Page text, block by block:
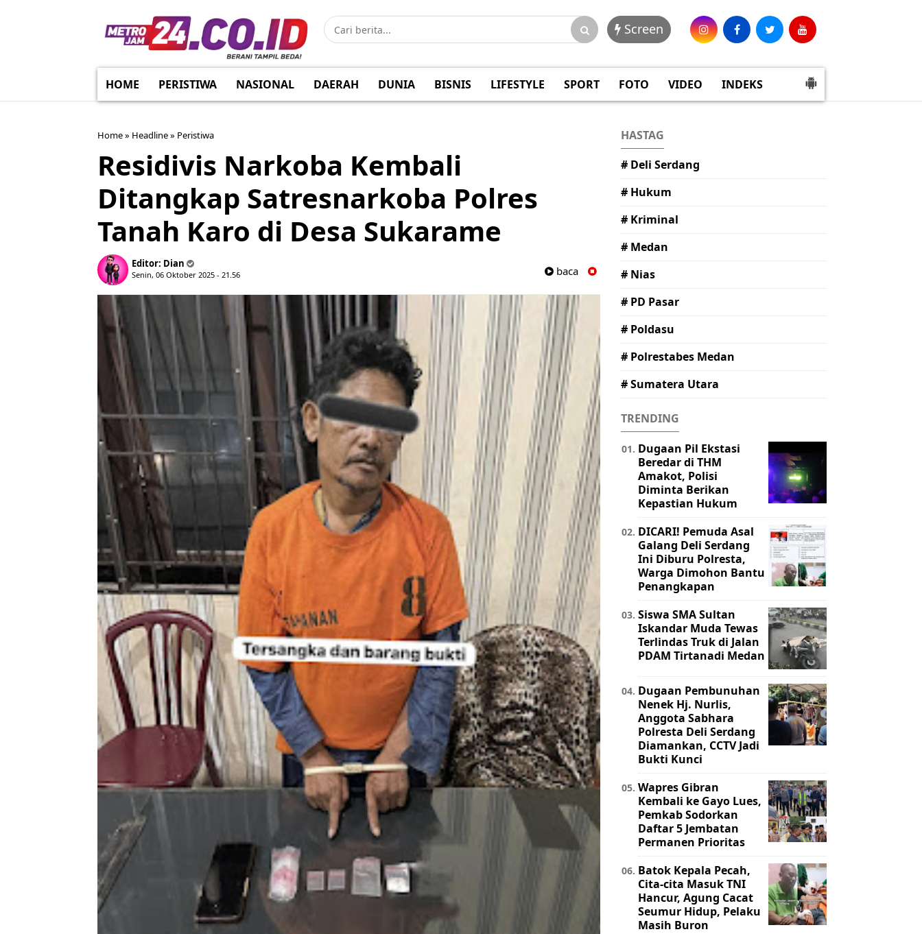
Screen
HOME PERISTIWA NASIONAL DAERAH DUNIA BISNIS LIFESTYLE SPORT FOTO VIDEO INDEKS
Home» Headline» Peristiwa
Residivis Narkoba Kembali
Ditangkap Satresnarkoba Polres
Tanah Karo di Desa Sukarame
Editor: Dian
Senin, 06 Oktober 2025 - 21.56 baca
HASTAG
# Deli Serdang
# Hukum
# Kriminal
# Medan
# Nias
# PD Pasar
# Poldasu
# Polrestabes Medan
# Sumatera Utara
TRENDING
Dugaan Pil Ekstasi
Beredar di THM
Amakot, Polisi
Diminta Berikan
Kepastian Hukum
DICARI! Pemuda Asal
Galang Deli Serdang
Ini Diburu Polresta,
Warga Dimohon Bantu
Penangkapan
Siswa SMA Sultan
Iskandar Muda Tewas
Terlindas Truk di Jalan
PDAM Tirtanadi Medan
Dugaan Pembunuhan
Nenek Hj. Nurlis,
Anggota Sabhara
Polresta Deli Serdang
Diamankan, CCTV Jadi
Bukti Kunci
Wapres Gibran
Kembali ke Gayo Lues,
Pemkab Sodorkan
Daftar 5 Jembatan
Permanen Prioritas
Batok Kepala Pecah,
Cita-cita Masuk TNI
Hancur, Agung Cacat
Seumur Hidup, Pelaku
Masih Buron